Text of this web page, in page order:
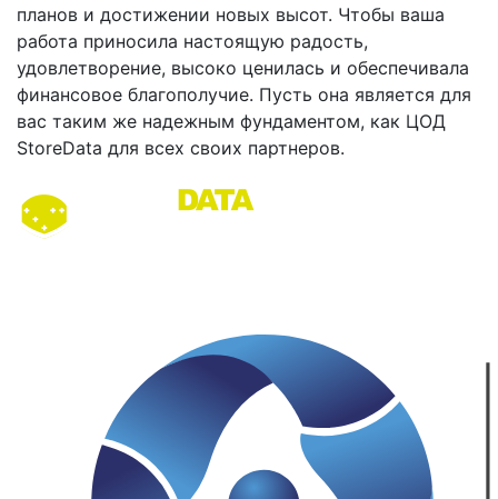
планов и достижении новых высот. Чтобы ваша
работа приносила настоящую радость,
удовлетворение, высоко ценилась и обеспечивала
финансовое благополучие. Пусть она является для
вас таким же надежным фундаментом, как ЦОД
StoreData для всех своих партнеров.